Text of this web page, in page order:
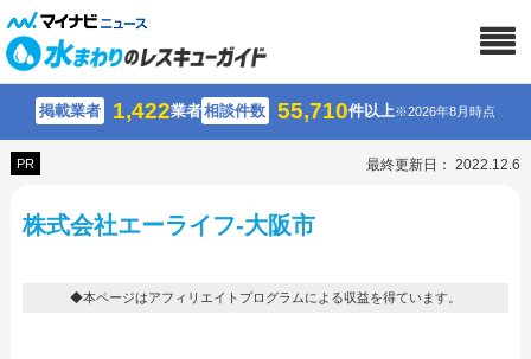
掲載業者 1,422業者相談件数 55,710件以上※2026年8月時点
PR 最終更新日： 2022.12.6
株式会社エーライフ-大阪市
◆本ページはアフィリエイトプログラムによる収益を得ています。